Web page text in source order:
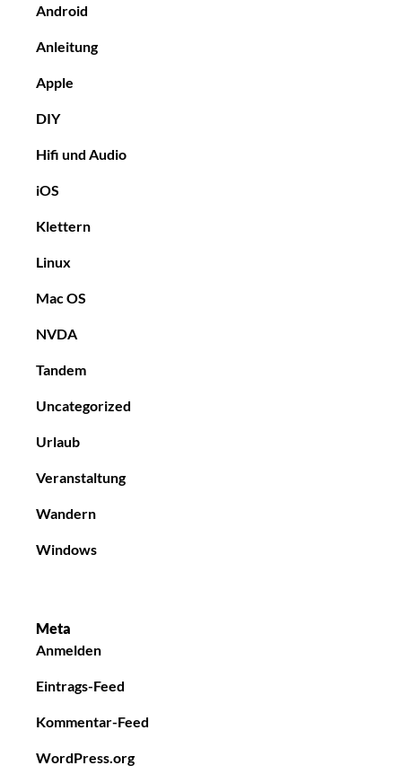
Android
Anleitung
Apple
DIY
Hifi und Audio
iOS
Klettern
Linux
Mac OS
NVDA
Tandem
Uncategorized
Urlaub
Veranstaltung
Wandern
Windows
Meta
Anmelden
Eintrags-Feed
Kommentar-Feed
WordPress.org